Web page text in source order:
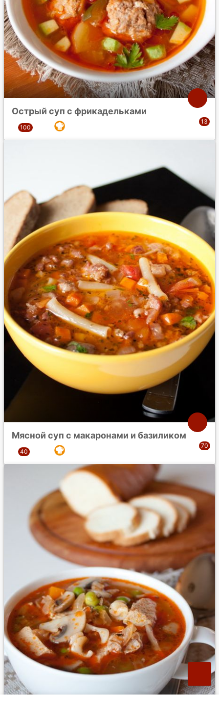
Острый суп с фрикадельками
Мясной суп с макаронами и базиликом